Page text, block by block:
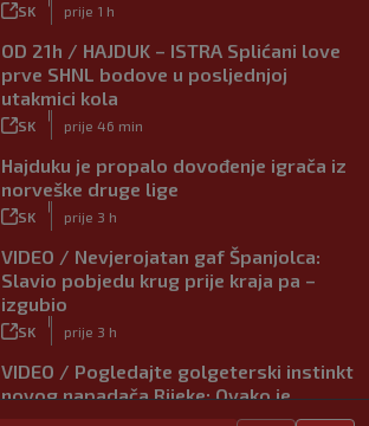
SK prije 1 h
OD 21h / HAJDUK – ISTRA Splićani love
prve SHNL bodove u posljednjoj
utakmici kola
SK prije 46 min
Hajduku je propalo dovođenje igrača iz
norveške druge lige
SK prije 3 h
VIDEO / Nevjerojatan gaf Španjolca:
Slavio pobjedu krug prije kraja pa –
izgubio
SK prije 3 h
VIDEO / Pogledajte golgeterski instinkt
novog napadača Rijeke: Ovako je